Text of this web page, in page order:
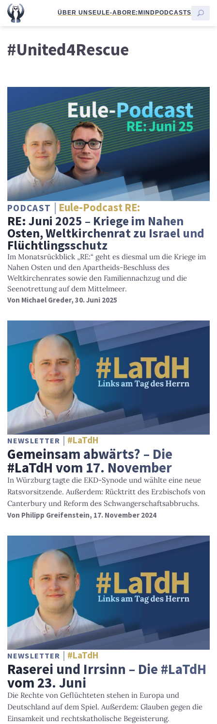
ÜBER UNSEULE-ABORE:MINDPODCASTS
#United4Rescue
PODCAST Eule-Podcast RE:
RE: Juni 2025 – Kriege im Nahen
Osten, Weltkirchenrat zu Israel und
Flüchtlingsschutz
Im Monatsrückblick „RE:“ geht es diesmal um die Kriege im
Nahen Osten und den Apartheids-Beschluss des
Weltkirchenrates sowie den Familiennachzug und die
Seenotrettung auf dem Mittelmeer.
Von Michael Greder, 30. Juni 2025
NEWSLETTER #LaTdH
Gemeinsam abwärts? – Die
#LaTdH vom 17. November
In Würzburg tagte die EKD-Synode und wählte eine neue
Ratsvorsitzende. Außerdem: Rücktritt des Erzbischofs von
Canterbury und Reform des Schwangerschaftsabbruchs.
Von Philipp Greifenstein, 17. November 2024
NEWSLETTER #LaTdH
Raserei und Irrsinn – Die #LaTdH
vom 23. Juni
Die Rechte von Geflüchteten stehen in Europa und
Deutschland auf dem Spiel. Außerdem: Glauben gegen die
Einsamkeit und rechtskatholische Begeisterung.